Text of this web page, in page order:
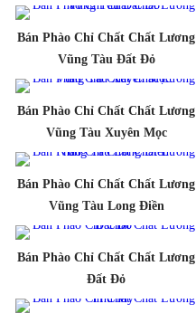
Bán Phào Chỉ Chất Chất Lương
Vũng Tàu Đất Đỏ
Bán Phào Chỉ Chất Chất Lương
Vũng Tàu Xuyên Mọc
Bán Phào Chỉ Chất Chất Lương
Vũng Tàu Long Điền
Bán Phào Chỉ Chất Chất Lương
Đất Đỏ